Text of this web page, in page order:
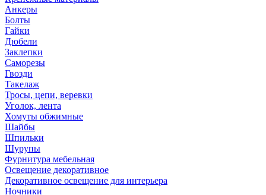
Анкеры
Болты
Гайки
Дюбели
Заклепки
Саморезы
Гвозди
Такелаж
Тросы, цепи, веревки
Уголок, лента
Хомуты обжимные
Шайбы
Шпильки
Шурупы
Фурнитура мебельная
Освещение декоративное
Декоративное освещение для интерьера
Ночники